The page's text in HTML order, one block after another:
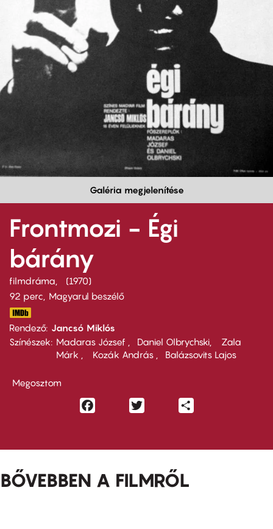
Galéria megjelenítése
Frontmozi - Égi
bárány
filmdráma
1970
92 perc,
Magyarul beszélő
Rendező Jancsó Miklós
Színészek
Madaras József Daniel Olbrychski
Zala
Márk
Kozák András Balázsovits Lajos
Megosztom
Facebook
BŐVEBBEN A FILMRŐL